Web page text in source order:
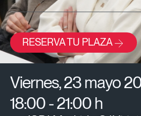
RESERVA TU PLAZA
Viernes, 23 mayo
18:00 - 21:00 h